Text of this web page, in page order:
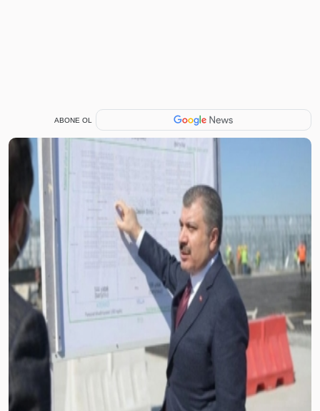
ABONE OL